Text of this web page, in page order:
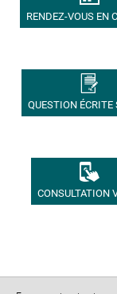
RENDEZ-VOUS EN
QUESTION ÉCRITE
CONSULTATION